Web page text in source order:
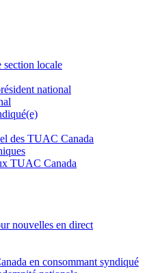
section locale
national
des TUAC Canada
TUAC Canada
nouvelles en direct
en consommant syndiqué